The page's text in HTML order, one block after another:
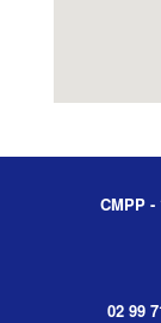
CMPP -
02 99